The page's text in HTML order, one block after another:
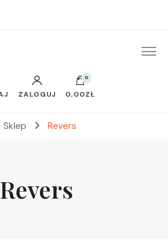
ZALOGUJ
0
0,00ZŁ
Sklep Revers
Revers